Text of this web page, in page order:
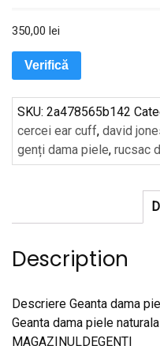
350,00 lei
Verifică
SKU: 2a478565b142
cercei ear cuff, david
genți dama piele, rucsac
Description
Descriere Geanta dama
Geanta dama piele
MAGAZINULDEGENTI